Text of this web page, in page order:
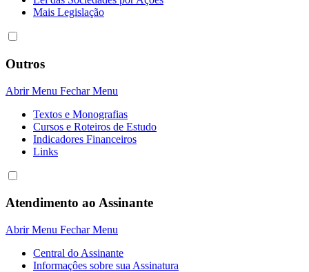
Mais Legislação
Outros
Abrir Menu Fechar Menu
Textos e Monografias
Cursos e Roteiros de Estudo
Indicadores Financeiros
Links
Atendimento ao Assinante
Abrir Menu Fechar Menu
Central do Assinante
Informaçôes sobre sua Assinatura